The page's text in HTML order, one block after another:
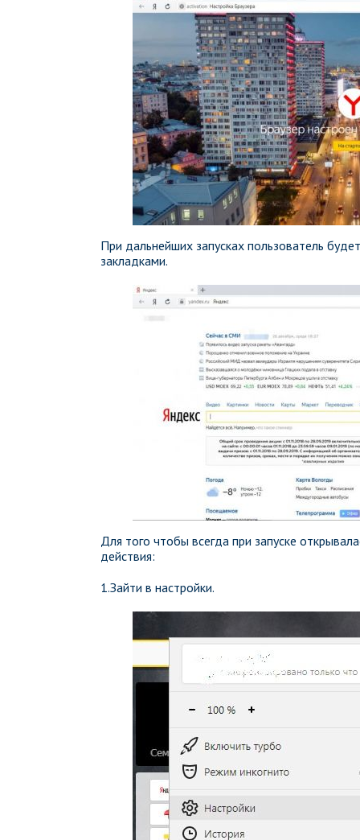
При дальнейших запусках пользователь
закладками.
Для того чтобы всегда при запуске
действия:
1.Зайти в настройки.